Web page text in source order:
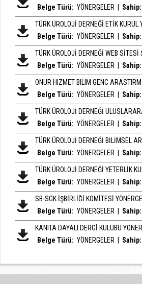
Belge Türü: YÖNERGELER Sahip:
TÜRK ÜROLOJİ DERNEĞİ ETİK KURUL
Belge Türü: YÖNERGELER Sahip:
TÜRK ÜROLOJİ DERNEĞİ WEB
Belge Türü: YÖNERGELER Sahip:
ONUR HIZMET BILIM GENC
Belge Türü: YÖNERGELER Sahip:
TÜRK ÜROLOJİ DERNEĞİ
Belge Türü: YÖNERGELER Sahip:
TÜRK ÜROLOJİ DERNEĞİ BİLİMSEL
Belge Türü: YÖNERGELER Sahip:
TÜRK ÜROLOJİ DERNEĞİ YETERLİK
Belge Türü: YÖNERGELER Sahip:
SB-SGK İŞBİRLİĞİ KOMİTESİ
Belge Türü: YÖNERGELER Sahip:
KANITA DAYALI DERGİ KULÜBÜ
Belge Türü: YÖNERGELER Sahip: